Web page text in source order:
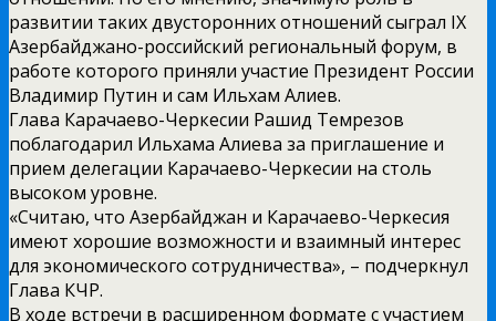
развитии таких двусторонних отношений сыграл IX
Азербайджано-российский региональный форум, в
работе которого приняли участие Президент России
Владимир Путин и сам Ильхам Алиев.
Глава Карачаево-Черкесии Рашид Темрезов
поблагодарил Ильхама Алиева за приглашение и
прием делегации Карачаево-Черкесии на столь
высоком уровне.
«Считаю, что Азербайджан и Карачаево-Черкесия
имеют хорошие возможности и взаимный интерес
для экономического сотрудничества», – подчеркнул
Глава КЧР.
В ходе встречи в расширенном формате с участием